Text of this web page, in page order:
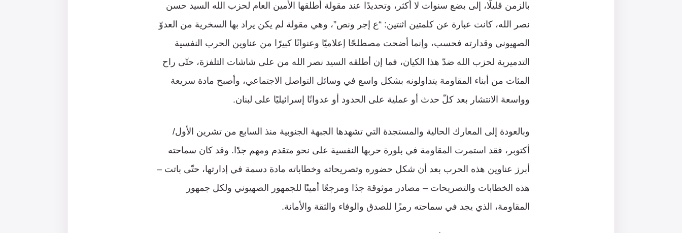
بالزمن قليلًا، إلى بضع سنوات لا أكثر، وتحديدًا عند مقولة أطلقها الأمين العام لحزب الله السيد حسن
نصر الله، كانت عبارة عن كلمتين اثنتين: “ع إجر ونص”، وهي مقولة لم يكن يراد بها السخرية من العدوّ
الصهيوني وقدارته فحسب، وإنما أضحت مصطلحًا إعلاميًا وعنوانًا كبيرًا من عناوين الحرب النفسية
التدميرية لحزب الله ضدّ هذا الكيان، فما إن أطلقه السيد نصر الله من على شاشات التلفزة، حتّى راح
المئات من أبناء المقاومة يتداولونه بشكل واسع في وسائل التواصل الاجتماعي، وأصبح مادة سريعة
وواسعة الانتشار بعد كلّ حدث أو عملية على الحدود أو عدوانًا إسرائيليًا على لبنان.
وبالعودة إلى المعارك الحالية والمستجدة التي تشهدها الجبهة الجنوبية منذ السابع من تشرين الأول/
أكتوبر، فقد استمرت المقاومة في بلورة حربها النفسية على نحو متقدم ومهم جدًا. وقد كان سماحته
أبرز عناوين هذه الحرب بعد أن شكل حضوره وتصريحاته وخطاباته مادة دسمة في إدارتها، حتّى باتت –
هذه الخطابات والتصريحات – مصادر موثوقة جدًا ومرجعًا أمينًا للجمهور الصهيوني ولكل جمهور
المقاومة، الذي يجد في سماحته رمزًا للصدق والوفاء والثقة والأمانة.